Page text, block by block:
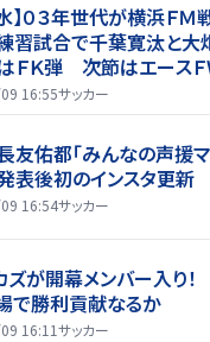
水】０３年世代が横浜Ｆ
試合で千葉寛汰と大
ＦＫ弾 次節はエース
16:55サッカー
長友佑都「みんなの声援
表後初のインスタ更新
16:54サッカー
ズが開幕メンバー入り！
で勝利貢献なるか
16:11サッカー